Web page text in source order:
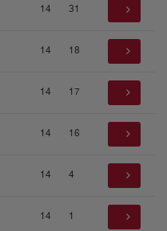
14 31
14 18
14 17
14 16
14 4
14 1